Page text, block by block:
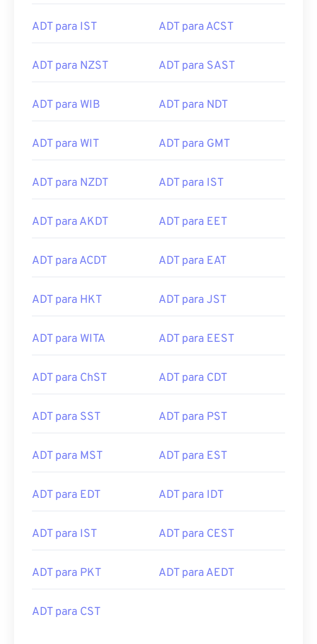
ADT para IST ADT para ACST
ADT para NZST ADT para SAST
ADT para WIB ADT para NDT
ADT para WIT ADT para GMT
ADT para NZDT ADT para IST
ADT para AKDT ADT para EET
ADT para ACDT ADT para EAT
ADT para HKT ADT para JST
ADT para WITA ADT para EEST
ADT para ChST ADT para CDT
ADT para SST ADT para PST
ADT para MST ADT para EST
ADT para EDT ADT para IDT
ADT para IST ADT para CEST
ADT para PKT ADT para AEDT
ADT para CST